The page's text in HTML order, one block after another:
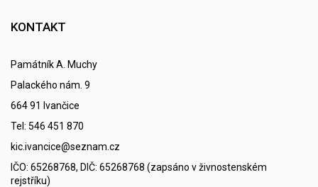
KONTAKT
Památník A. Muchy
Palackého nám. 9
664 91 Ivančice
Tel: 546 451 870
kic.ivancice@seznam.cz
IČO: 65268768, DIČ: 65268768 (zapsáno v živnostenském
rejstříku)